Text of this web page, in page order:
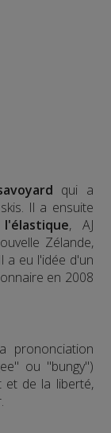
qui a
Il a ensuite
, AJ
Zélande,
a eu l'idée d'un
en 2008
prononciation
ou "bungy")
et de la liberté,